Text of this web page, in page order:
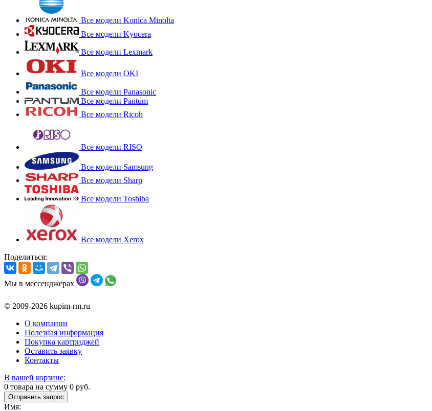
Все модели Konica Minolta
Все модели Kyocera
Все модели Lexmark
Все модели OKI
Все модели Panasonic
Все модели Pantum
Все модели Ricoh
Все модели RISO
Все модели Samsung
Все модели Sharp
Все модели Toshiba
Все модели Xerox
Поделиться:
Мы в мессенджерах
© 2009-2026 kupim-rm.ru
О компании
Полезная информация
Покупка картриджей
Оставить заявку
Контакты
В вашей корзине:
0 товара на сумму 0 руб.
Отправить запрос
Имя: